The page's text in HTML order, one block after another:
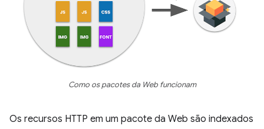
Como os pacotes da Web funcionam
Os recursos HTTP em um pacote da Web são indexados